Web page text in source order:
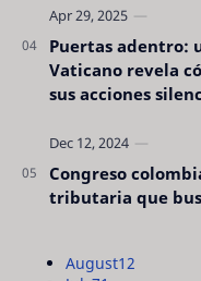
Puertas adentro:
Vaticano revela
sus acciones
Congreso
tributaria que
August12